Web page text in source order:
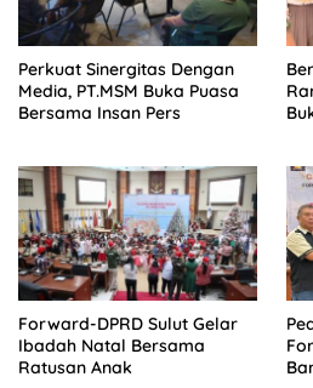
Perkuat Sinergitas Dengan
Media, PT.MSM Buka Puasa
Bersama Insan Pers
Forward-DPRD Sulut Gelar
Ibadah Natal Bersama
Ratusan Anak